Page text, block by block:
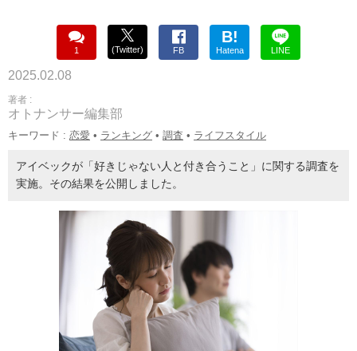
1 (Twitter) FB
B!
Hatena LINE
2025.02.08
著者 :
オトナンサー編集部
キーワード : 恋愛 • ランキング • 調査 • ライフスタイル
アイベックが「好きじゃない人と付き合うこと」に関する調査を
実施。その結果を公開しました。